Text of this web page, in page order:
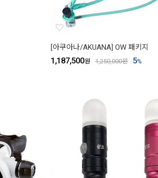
[아쿠아나/AKUANA] OW 패키지
1,187,500원 1,250,000원 5%